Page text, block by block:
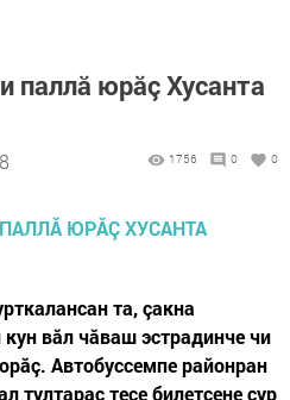
паллă юрăç Хусанта
1756 0 0
та, çакна
вăл чăваш эстрадинче чи
Автобуссемпе районран
тултарас тесе билетсене çур